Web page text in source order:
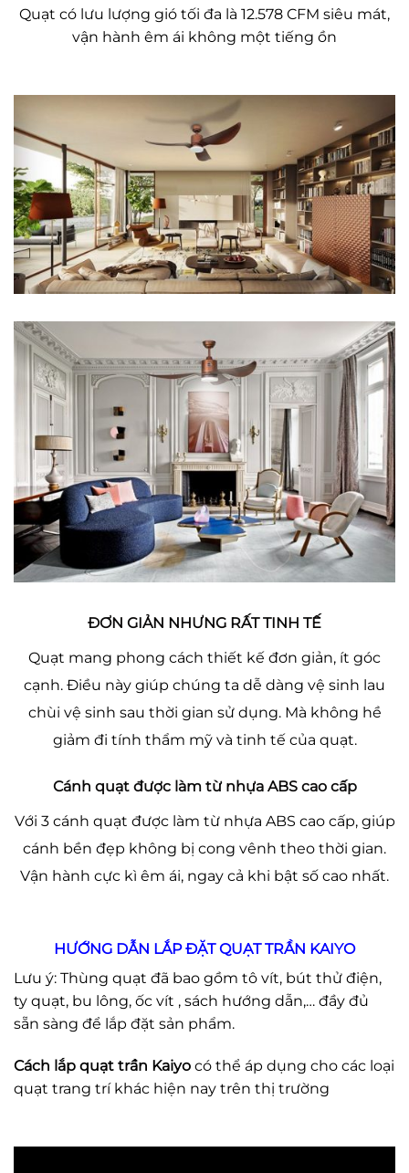
Quạt có lưu lượng gió tối đa là 12.578 CFM siêu mát,
vận hành êm ái không một tiếng ồn
ĐƠN GIẢN NHƯNG RẤT TINH TẾ
Quạt mang phong cách thiết kế đơn giản, ít góc
cạnh. Điều này giúp chúng ta dễ dàng vệ sinh lau
chùi vệ sinh sau thời gian sử dụng. Mà không hề
giảm đi tính thẩm mỹ và tinh tế của quạt.
Cánh quạt được làm từ nhựa ABS cao cấp
Với 3 cánh quạt được làm từ nhựa ABS cao cấp, giúp
cánh bền đẹp không bị cong vênh theo thời gian.
Vận hành cực kì êm ái, ngay cả khi bật số cao nhất.
HƯỚNG DẪN LẮP ĐẶT QUẠT TRẦN KAIYO
Lưu ý: Thùng quạt đã bao gồm tô vít, bút thử điện,
ty quạt, bu lông, ốc vít , sách hướng dẫn,… đầy đủ
sẵn sàng để lắp đặt sản phẩm.
Cách lắp quạt trần Kaiyo có thể áp dụng cho các loại
quạt trang trí khác hiện nay trên thị trường